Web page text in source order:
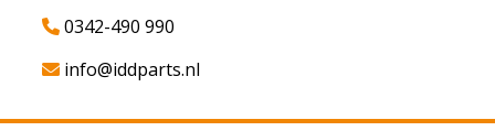
0342-490 990
info@iddparts.nl